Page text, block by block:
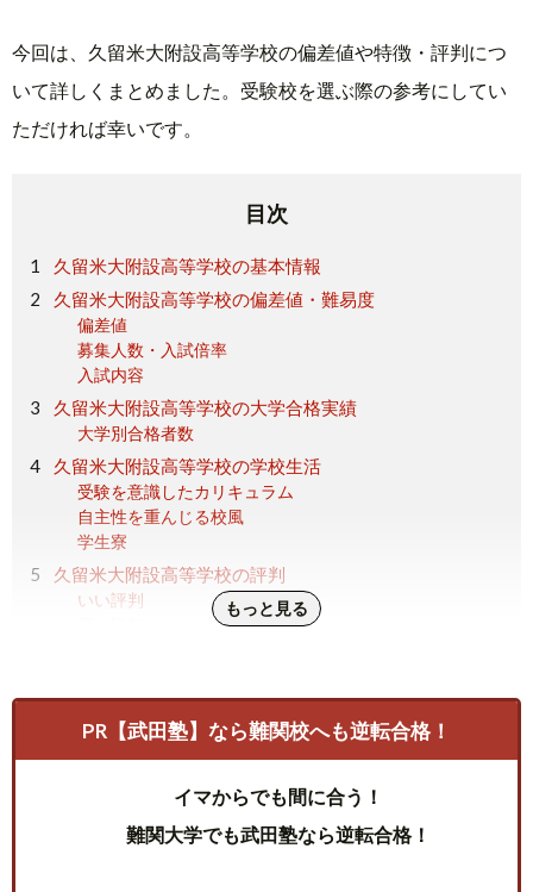
今回は、久留米大附設高等学校の偏差値や特徴・評判につ
いて詳しくまとめました。受験校を選ぶ際の参考にしてい
ただければ幸いです。
目次
久留米大附設高等学校の基本情報
久留米大附設高等学校の偏差値・難易度
偏差値
募集人数・入試倍率
入試内容
久留米大附設高等学校の大学合格実績
大学別合格者数
久留米大附設高等学校の学校生活
受験を意識したカリキュラム
自主性を重んじる校風
学生寮
久留米大附設高等学校の評判
いい評判
もっと見る
PR【武田塾】なら難関校へも逆転合格！
イマからでも間に合う！
難関大学でも武田塾なら逆転合格！